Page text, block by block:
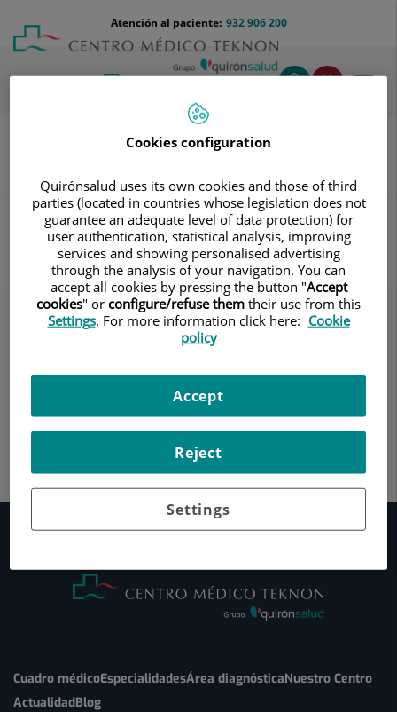
contenido
Menú
teléfono
cabecera
932 906 200
Atención al paciente:
Unidad de Obesidad
Conoce a nuestros Equipos
Psicóloga
Psicóloga
Cuadro médicoEspecialidadesÁrea diagnósticaNuestro Centro
ActualidadBlog
Cookies configuration
Quirónsalud uses its own cookies and those of third
parties (located in countries whose legislation does not
guarantee an adequate level of data protection) for
user authentication, statistical analysis, improving
services and showing personalised advertising
through the analysis of your navigation. You can
accept all cookies by pressing the button "Accept
cookies" or configure/refuse them their use from this
Settings. For more information click here: Cookie
policy
Settings
Reject
Accept